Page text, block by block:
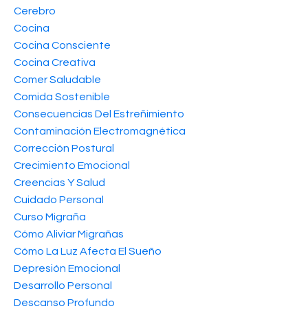
Cerebro
Cocina
Cocina Consciente
Cocina Creativa
Comer Saludable
Comida Sostenible
Consecuencias Del Estreñimiento
Contaminación Electromagnética
Corrección Postural
Crecimiento Emocional
Creencias Y Salud
Cuidado Personal
Curso Migraña
Cómo Aliviar Migrañas
Cómo La Luz Afecta El Sueño
Depresión Emocional
Desarrollo Personal
Descanso Profundo